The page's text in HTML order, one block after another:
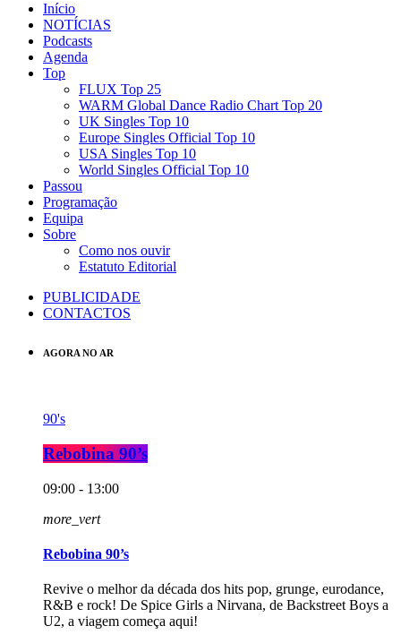
Início
NOTÍCIAS
Podcasts
Agenda
Top
FLUX Top 25
WARM Global Dance Radio Chart Top 20
UK Singles Top 10
Europe Singles Official Top 10
USA Singles Top 10
World Singles Official Top 10
Passou
Programação
Equipa
Sobre
Como nos ouvir
Estatuto Editorial
PUBLICIDADE
CONTACTOS
AGORA NO AR
90's
Rebobina 90’s
09:00 - 13:00
more_vert
Rebobina 90’s
Revive o melhor da década dos hits pop, grunge, eurodance,
R&B e rock! De Spice Girls a Nirvana, de Backstreet Boys a
U2, a viagem começa aqui!